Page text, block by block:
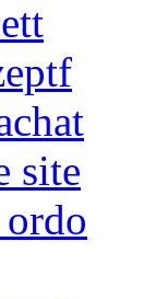
site